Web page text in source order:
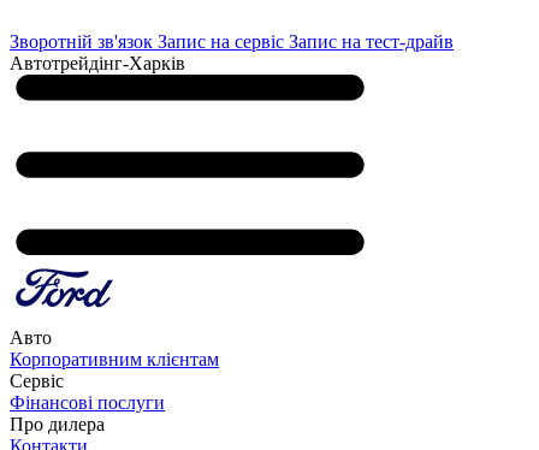
Зворотній зв'язок Запис на сервіс Запис на тест-драйв
Автотрейдінг-Харків
Авто
Корпоративним клієнтам
Сервіс
Фінансові послуги
Про дилера
Контакти